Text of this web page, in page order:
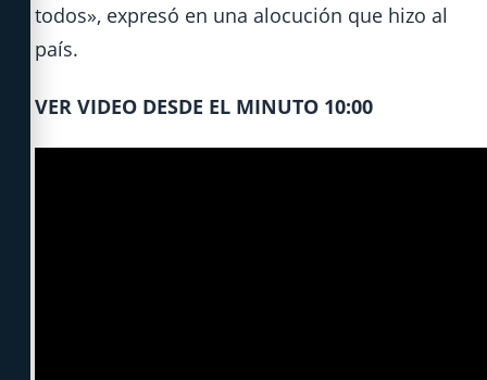
todos», expresó en una alocución que hizo al
país.
VER VIDEO DESDE EL MINUTO 10:00